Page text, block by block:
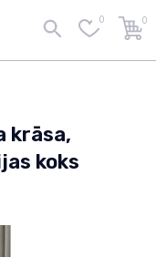
0 0
krāsa,
koks